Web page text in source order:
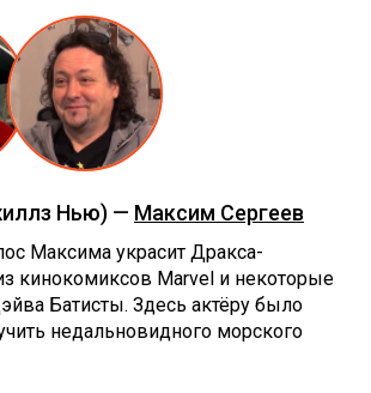
Нью) — Максим Сергеев
Максима украсит Дракса-
кинокомиксов Marvel и некоторые
Батисты. Здесь актёру было
недальновидного морского